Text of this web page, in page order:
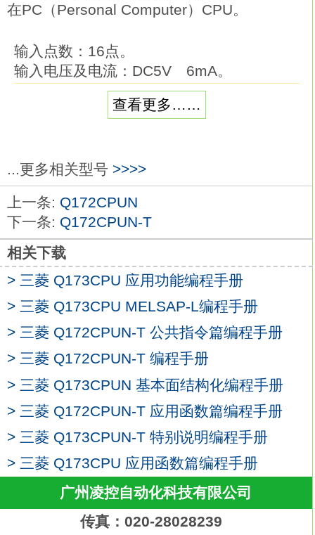
在PC（Personal Computer）CPU。
输入点数：16点。
输入电压及电流：DC5V 6mA。
应答时间：0/0.1/0.2/0.4/0.6/1ms。
16点/1个公共端。
通过以太网轻松连接编程工具。
编程工具（GX Works2、GX Developer）
和CPU直接连接（ 1对1）时，
无需进行IP地址设置 Q173CPUN-T
选择电缆，直通线和交叉线均可使用。
因此，这种连接方法和使用USB一样，可轻
松与CPU进行通信，
即使是不熟悉网络设置的操作人员也能轻松
建立连接。
具有卓越性能的各种模块,
满足从模拟量到定位的各种控制需求三菱
Q173CPUN-T。
Q系列模块产品包括种类丰富的各种I/O、模
拟量和定位功能模块。
可地满足开关、传感器等的输入输出，温
度、重量、流量和电机、驱动器的控制，
以及要求控制的定位等各行业、各领域的控
制需求。
还可与CPU模块组合使用，实现恰如其分的
查看更多……
...更多相关型号 >>>>
上一条: Q172CPUN
下一条: Q172CPUN-T
相关下载
> 三菱 Q173CPU 应用功能编程手册
> 三菱 Q173CPU MELSAP-L编程手册
> 三菱 Q172CPUN-T 公共指令篇编程手册
> 三菱 Q172CPUN-T 编程手册
> 三菱 Q173CPUN 基本面结构化编程手册
> 三菱 Q172CPUN-T 应用函数篇编程手册
> 三菱 Q173CPUN-T 特别说明编程手册
> 三菱 Q173CPU 应用函数篇编程手册
广州凌控自动化科技有限公司
传真：020-28028239